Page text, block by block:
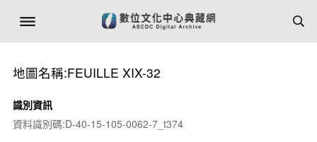
地圖名稱:FEUILLE XIX-32
識別資訊
資料識別碼:D-40-15-105-0062-7_t374